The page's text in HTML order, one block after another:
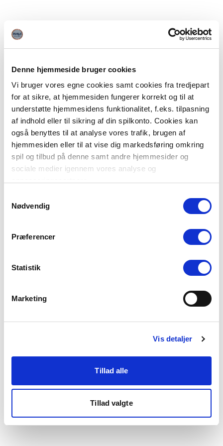
Denne hjemmeside bruger cookies
Vi bruger vores egne cookies samt cookies fra tredjepart
for at sikre, at hjemmesiden fungerer korrekt og til at
understøtte hjemmesidens funktionalitet, f.eks. tilpasning
af indhold eller til sikring af din spilkonto. Cookies kan
også benyttes til at analyse vores trafik, brugen af
hjemmesiden eller til at vise dig markedsføring omkring
spil og tilbud på denne samt andre hjemmesider og
sociale medier igennem vores analyse og
Du kan læse mere om vores brug af cookies under
"Detaljer" eller ved at klikke videre til vores Cookiepolitik,
Nødvendig
Præferencer
Statistik
Marketing
Vis detaljer
Tillad alle
Tillad valgte